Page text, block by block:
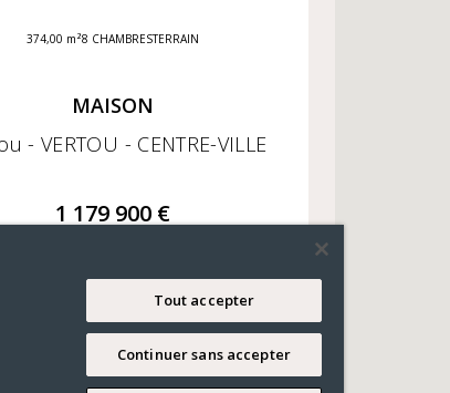
374,00 m²8 CHAMBRESTERRAIN
MAISON
- VERTOU - CENTRE-VILLE
1 179 900 €
Tout accepter
Continuer sans accepter